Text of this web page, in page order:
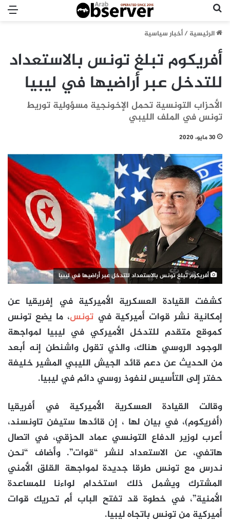
الرئيسية/أخبار سياسية
أفريكوم تبلغ تونس بالاستعداد
للتدخل عبر أراضيها في ليبيا
الأحزاب التونسية تحمل الإخونجية مسؤولية توريط
تونس في الملف الليبي
30 مايو، 2020
أفريكوم تبلغ تونس بالاستعداد للتدخل عبر أراضيها في ليبيا
كشفت القيادة العسكرية الأميركية في إفريقيا عن
إمكانية نشر قوات أميركية فيتونس، ما يضع تونس
كموقع متقدم للتدخل الأميركي في ليبيا لمواجهة
الوجود الروسي هناك، والذي تقول واشنطن إنه أبعد
من الحديث عن دعم قائد الجيش الليبي المشير خليفة
حفتر إلى التأسيس لنفوذ روسي دائم في ليبيا.
وقالت القيادة العسكرية الأميركية في أفريقيا
(أفريكوم)، في بيان لها ، إن قائدها ستيفن تاونسند،
أعرب لوزير الدفاع التونسي عماد الحزقي، في اتصال
هاتفي، عن الاستعداد لنشر “قوات”. وأضاف “نحن
ندرس مع تونس طرقا جديدة لمواجهة القلق الأمني
المشترك ويشمل ذلك استخدام لواءنا للمساعدة
الأمنية”، في خطوة قد تفتح الباب أم تحريك قوات
أميركية من تونس باتجاه ليبيا.